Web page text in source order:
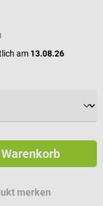
am 13.08.26
merken